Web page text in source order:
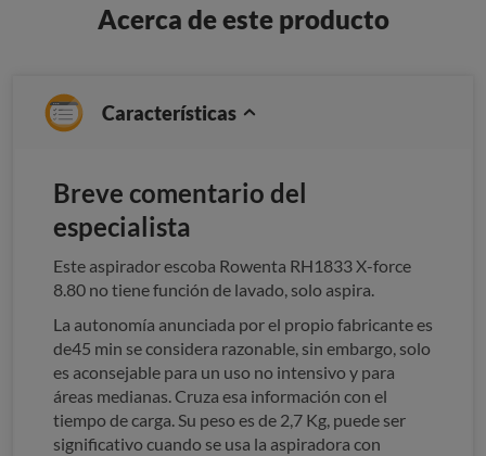
Acerca de este producto
Características
Breve comentario del
especialista
Este aspirador escoba Rowenta RH1833 X-force
8.80 no tiene función de lavado, solo aspira.
La autonomía anunciada por el propio fabricante es
de45 min se considera razonable, sin embargo, solo
es aconsejable para un uso no intensivo y para
áreas medianas. Cruza esa información con el
tiempo de carga. Su peso es de 2,7 Kg, puede ser
significativo cuando se usa la aspiradora con